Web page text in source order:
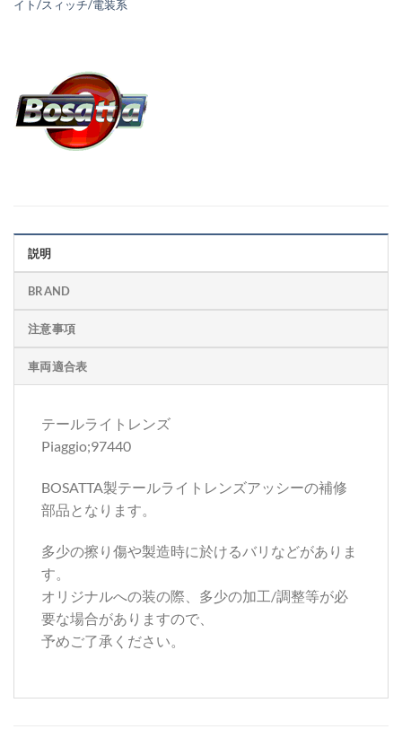
イト/スィッチ/電装系
説明
BRAND
注意事項
車両適合表
テールライトレンズ
Piaggio;97440
BOSATTA製テールライトレンズアッシーの補修
部品となります。
多少の擦り傷や製造時に於けるバリなどがありま
す。
オリジナルへの装の際、多少の加工/調整等が必
要な場合がありますので、
予めご了承ください。